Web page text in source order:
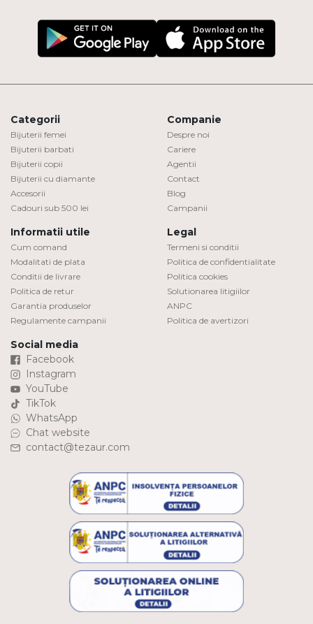
Categorii
Bijuterii femei
Bijuterii barbati
Bijuterii copii
Bijuterii cu diamante
Accesorii
Cadouri sub 500 lei
Companie
Despre noi
Cariere
Agentii
Contact
Blog
Campanii
Informatii utile
Cum comand
Modalitati de plata
Conditii de livrare
Politica de retur
Garantia produselor
Regulamente campanii
Legal
Termeni si conditii
Politica de confidentialitate
Politica cookies
Solutionarea litigiilor
ANPC
Politica de avertizori
Social media
Facebook
Instagram
YouTube
TikTok
WhatsApp
Chat website
contact@tezaur.com